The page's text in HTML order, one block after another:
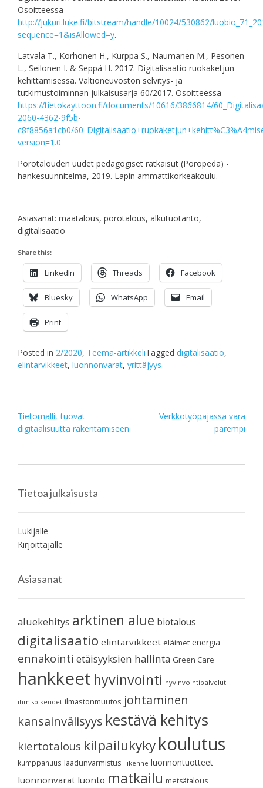
Osoitteessa
http://jukuri.luke.fi/bitstream/handle/10024/530862/
sequence=1&isAllowed=y.
Latvala T., Korhonen H., Kurppa S., Naumanen M., Pesonen
L., Seilonen I. & Seppä H. 2017. Digitalisaatio ruokaketjun
kehittämisessä. Valtioneuvoston selvitys- ja
tutkimustoiminnan julkaisusarja 60/2017. Osoitteessa
https://tietokayttoon.fi/documents/10616/3866814/
2060-4362-9f5b-
c8f8856a1cb0/
version=1.0
Porotalouden uudet pedagogiset ratkaisut (Poropeda) -
hankesuunnitelma, 2019. Lapin ammattikorkeakoulu.
Asiasanat: maatalous, porotalous, alkutuotanto,
digitalisaatio
Share this:
LinkedIn Threads Facebook
Bluesky WhatsApp Email
Print
Posted in 2/2020, Teema-artikkeliTagged digitalisaatio,
elintarvikkeet, luonnonvarat, yrittäjyys
Post
navigation
Tietomallit tuovat
digitaalisuutta rakentamiseen
Verkkotyöpajassa vara
parempi
Tietoa julkaisusta
Lukijalle
Kirjoittajalle
Asiasanat
aluekehitys arktinen alue biotalous
digitalisaatio elintarvikkeet eläimet energia
ennakointi etäisyyksien hallinta Green Care
hankkeet hyvinvointi hyvinvointipalvelut
ihmisoikeudet ilmastonmuutos johtaminen
kansainvälisyys kestävä kehitys
kiertotalous kilpailukykykoulutus
kumppanuus laadunvarmistus liikenne luonnontuotteet
luonnonvarat luonto matkailu metsätalous